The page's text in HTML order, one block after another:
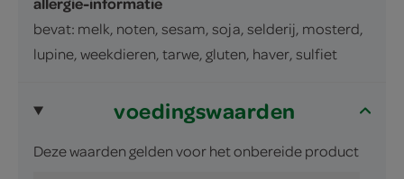
bevat: melk, noten, sesam, soja, selderij, mosterd,
lupine, weekdieren, tarwe, gluten, haver, sulfiet
voedingswaarden
Deze waarden gelden voor het onbereide product